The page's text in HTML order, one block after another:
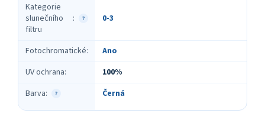
?
Kategorie
slunečního
filtru
: 0-3
Fotochromatické:
Ano
UV ochrana: 100%
?
Barva: Černá